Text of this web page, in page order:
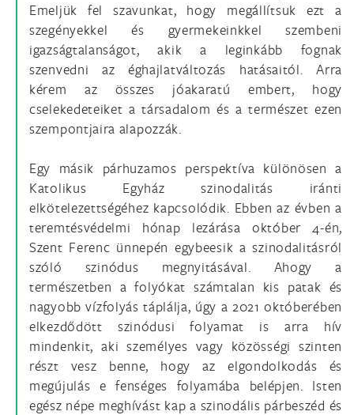
Emeljük fel szavunkat, hogy megállítsuk ezt a
szegényekkel és gyermekeinkkel szembeni
igazságtalanságot, akik a leginkább fognak
szenvedni az éghajlatváltozás hatásaitól. Arra
kérem az összes jóakaratú embert, hogy
cselekedeteiket a társadalom és a természet ezen
szempontjaira alapozzák.
Egy másik párhuzamos perspektíva különösen a
Katolikus Egyház szinodalitás iránti
elkötelezettségéhez kapcsolódik. Ebben az évben a
teremtésvédelmi hónap lezárása október 4-én,
Szent Ferenc ünnepén egybeesik a szinodalitásról
szóló szinódus megnyitásával. Ahogy a
természetben a folyókat számtalan kis patak és
nagyobb vízfolyás táplálja, úgy a 2021 októberében
elkezdődött szinódusi folyamat is arra hív
mindenkit, aki személyes vagy közösségi szinten
részt vesz benne, hogy az elgondolkodás és
megújulás e fenséges folyamába belépjen. Isten
egész népe meghívást kap a szinodális párbeszéd és